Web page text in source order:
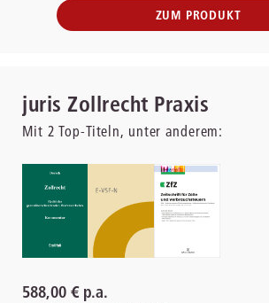
ZUM PRODUKT
juris Zollrecht Praxis
Mit 2 Top-Titeln, unter anderem:
588,00 € p.a.